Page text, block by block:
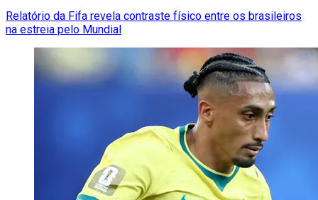
Relatório da Fifa revela contraste físico entre os brasileiros
na estreia pelo Mundial